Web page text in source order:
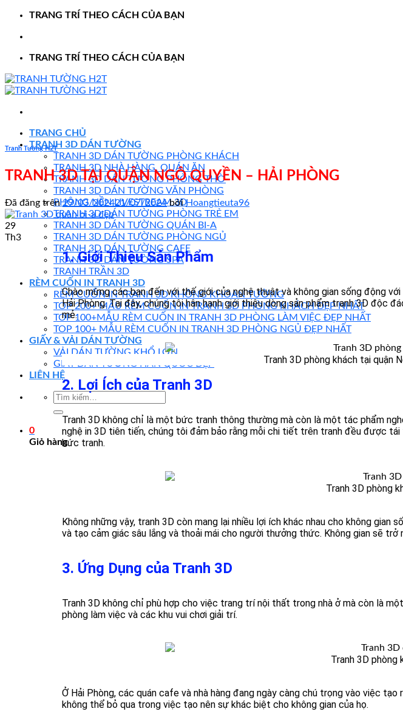
TRANG TRÍ THEO CÁCH CỦA BẠN
TRANG TRÍ THEO CÁCH CỦA BẠN
TRANG CHỦ
TRANH 3D DÁN TƯỜNG
TRANH 3D DÁN TƯỜNG PHÒNG KHÁCH
TRANH 3D NHÀ HÀNG, QUÁN ĂN
TRANH 3D DÁN TƯỜNG PHÒNG THỜ
TRANH 3D DÁN TƯỜNG VĂN PHÒNG
PHÔNG NỀN LIVESTREAM 3D
TRANH 3D DÁN TƯỜNG PHÒNG TRẺ EM
TRANH 3D DÁN TƯỜNG QUÁN BI-A
TRANH 3D DÁN TƯỜNG PHÒNG NGỦ
TRANH 3D DÁN TƯỜNG CAFE
TRANH 3D DÁN TƯỜNG SPA
TRANH TRẦN 3D
RÈM CUỐN IN TRANH 3D
RÈM CUỐN IN TRANH 3D KHÔNG KHOAN TƯỜNG
TOP 200+ MẪU RÈM CUỐN IN TRANH 3D PHÒNG KHÁCH ĐẸP NHẤT
TOP 100+MẪU RÈM CUỐN IN TRANH 3D PHÒNG LÀM VIỆC ĐẸP NHẤT
TOP 100+ MẪU RÈM CUỐN IN TRANH 3D PHÒNG NGỦ ĐẸP NHẤT
GIẤY & VẢI DÁN TƯỜNG
VẢI DÁN TƯỜNG KHỔ LỚN
GIẤY DÁN TƯỜNG HÀN QUỐC ĐẸP
LIÊN HỆ
0
Giỏ hàng
Tranh Tường H2T
TRANH 3D TẠI QUẬN NGÔ QUYỀN – HẢI PHÒNG
Đã đăng trên29/03/202421/07/2024 bởiHoangtieuta96
29
Th3
1. Giới Thiệu Sản Phẩm
Chào mừng các bạn đến với thế giới của nghệ thuật và không gian sống động
Hải Phòng. Tại đây, chúng tôi hân hạnh giới thiệu dòng sản phẩm tranh 3D độc
mẻ.
Tranh 3D phòng khách tại quận
2. Lợi Ích của Tranh 3D
Tranh 3D không chỉ là một bức tranh thông thường mà còn là một tác phẩm
nghệ in 3D tiên tiến, chúng tôi đảm bảo rằng mỗi chi tiết trên tranh đều được
bức tranh.
Tranh 3D phòng
Không những vậy, tranh 3D còn mang lại nhiều lợi ích khác nhau cho không
và tạo cảm giác sâu lắng và thoải mái cho người thưởng thức. Không gian sẽ
3. Ứng Dụng của Tranh 3D
Tranh 3D không chỉ phù hợp cho việc trang trí nội thất trong nhà ở mà còn là
phòng làm việc và các khu vui chơi giải trí.
Tranh 3D phòng
Ở Hải Phòng, các quán cafe và nhà hàng đang ngày càng chú trọng vào việc
không thể bỏ qua trong việc tạo nên sự khác biệt cho không gian của họ.